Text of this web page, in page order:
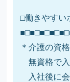
□働きやす
＊介護の資
無資格で入
入社後に